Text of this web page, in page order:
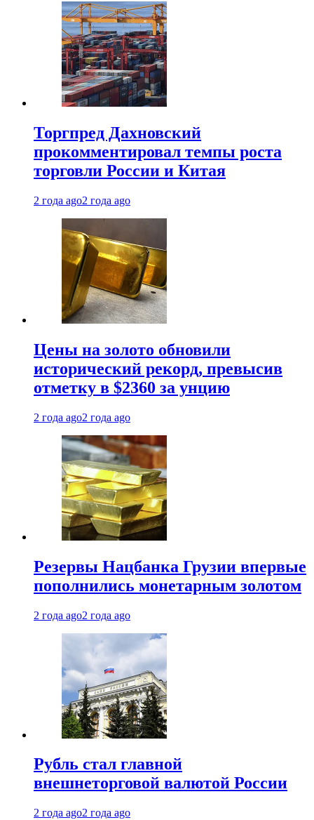
Торгпред Дахновский
прокомментировал темпы роста
торговли России и Китая
2 года ago2 года ago
Цены на золото обновили
исторический рекорд, превысив
отметку в $2360 за унцию
2 года ago2 года ago
Резервы Нацбанка Грузии впервые
пополнились монетарным золотом
2 года ago2 года ago
Рубль стал главной
внешнеторговой валютой России
2 года ago2 года ago